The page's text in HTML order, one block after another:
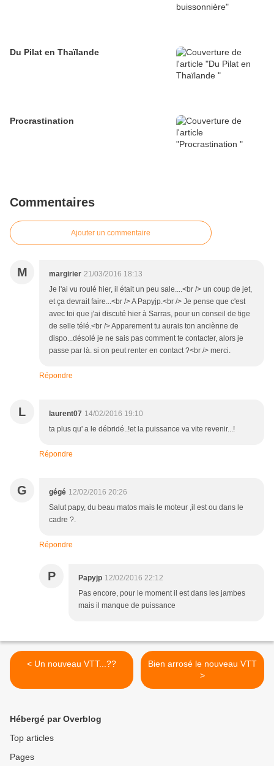
Du Pilat en Thaïlande
Procrastination
Commentaires
Ajouter un commentaire
M margirier 21/03/2016 18:13
Je l'ai vu roulé hier, il était un peu sale....<br /> un coup de jet,
et ça devrait faire...<br /> A Papyjp.<br /> Je pense que c'est
avec toi que j'ai discuté hier à Sarras, pour un conseil de tige
de selle télé.<br /> Apparement tu aurais ton anciènne de
dispo...désolé je ne sais pas comment te contacter, alors je
passe par là. si on peut renter en contact ?<br /> merci.
Répondre
L laurent07 14/02/2016 19:10
ta plus qu' a le débridé..!et la puissance va vite revenir...!
Répondre
G gégé 12/02/2016 20:26
Salut papy, du beau matos mais le moteur ,il est ou dans le
cadre ?.
Répondre
P Papyjp 12/02/2016 22:12
Pas encore, pour le moment il est dans les jambes
mais il manque de puissance
< Un nouveau VTT...??
Bien arrosé le nouveau VTT
>
Hébergé par Overblog
Top articles
Pages